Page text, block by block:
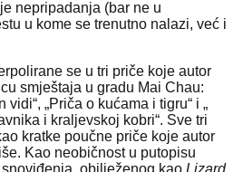
nepripadanja (bar ne u
u kome se trenutno nalazi, već i
se u tri priče koje autor
smještaja u gradu Mai Chau:
„Priča o kućama i tigru“ i „
i kraljevskoj kobri“. Sve tri
kratke poučne priče koje autor
Kao neobičnost u putopisu